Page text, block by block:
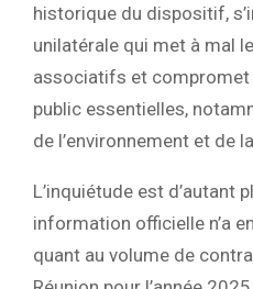
historique du dispositif,
unilatérale qui met à mal
associatifs et compromet
public essentielles,
de l’environnement et de
L’inquiétude est d’autant
information officielle n’a
quant au volume de